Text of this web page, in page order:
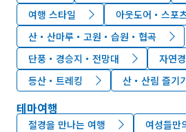
여행 스타일
아웃도어・스포
산・산마루・고원・습원・협곡
단풍・경승지・전망대
자연
등산・트레킹
산・산림 즐기
테마여행
절경을 만나는 여행 여성들만